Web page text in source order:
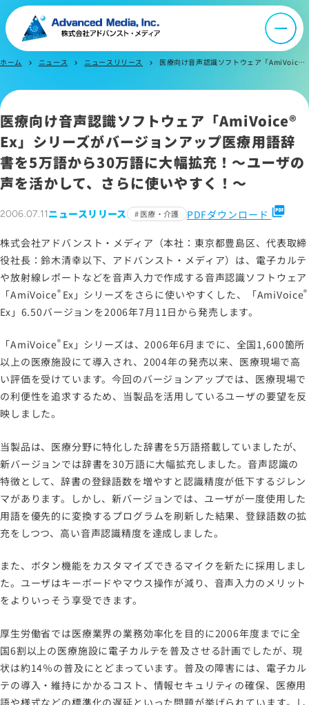
よくあるご質問
お問い合わせ
サイトマップ
サイトのご利用について
ソーシャルメディアポリシー
プライバシーポリシー
労働者派遣事業に関わる情報
メールマガジン
ホーム chevron_right ニュース chevron_right ニュースリリース chevron_right 医療向け音声認識ソフトウェア「AmiVoice Ex」シリーズがバージョンアップ医療用語辞書を5万語から30万語に大幅拡充！～ユーザの声を活かして、さらに使いやすく！～
医療向け音声認識ソフトウェア「AmiVoice®
Ex」シリーズがバージョンアップ医療用語辞
書を5万語から30万語に大幅拡充！～ユーザの
声を活かして、さらに使いやすく！～
2006.07.11ニュースリリース 医療・介護 PDFダウンロード picture_as_pdf
株式会社アドバンスト・メディア（本社：東京都豊島区、代表取締
役社長：鈴木清幸以下、アドバンスト・メディア）は、電子カルテ
や放射線レポートなどを音声入力で作成する音声認識ソフトウェア
「AmiVoice® Ex 」シリーズをさらに使いやすくした、「AmiVoice®
Ex 」6.50バージョンを2006年7月11日から発売します。
「AmiVoice® Ex 」シリーズは、2006年6月までに、全国1,600箇所
以上の医療施設にて導入され、2004年の発売以来、医療現場で高
い評価を受けています。今回のバージョンアップでは、医療現場で
の利便性を追求するため、当製品を活用しているユーザの要望を反
映しました。
当製品は、医療分野に特化した辞書を5万語搭載していましたが、
新バージョンでは辞書を30万語に大幅拡充しました。音声認識の
特徴として、辞書の登録語数を増やすと認識精度が低下するジレン
マがあります。しかし、新バージョンでは、ユーザが一度使用した
用語を優先的に変換するプログラムを刷新した結果、登録語数の拡
充をしつつ、高い音声認識精度を達成しました。
また、ボタン機能をカスタマイズできるマイクを新たに採用しまし
た。ユーザはキーボードやマウス操作が減り、音声入力のメリット
をよりいっそう享受できます。
厚生労働省では医療業界の業務効率化を目的に2006年度までに全
国6割以上の医療施設に電子カルテを普及させる計画でしたが、現
状は約14％の普及にとどまっています。普及の障害には、電子カル
テの導入・維持にかかるコスト、情報セキュリティの確保、医療用
語や様式などの標準化の遅延といった問題が挙げられています。し